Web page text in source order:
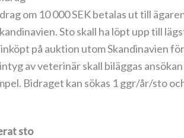
om 10 000 SEK betalas ut till
Sto skall ha löpt upp till
på auktion utom Skandinavien
av veterinär skall biläggas
Bidraget kan sökas 1 ggr/år/sto
sto